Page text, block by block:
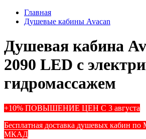
Главная
Душевые кабины Avacan
Душевая кабина
2090 LED с
гидромассажем
+10% ПОВЫШЕНИЕ ЦЕН С 3 августа
Бесплатная доставка душевых кабин по
МКАД